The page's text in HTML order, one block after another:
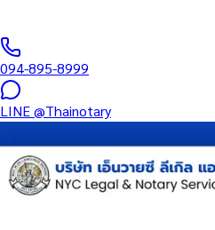
094-895-8999
LINE@Thainotary